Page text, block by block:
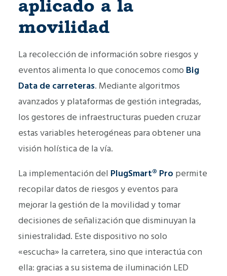
aplicado a la
movilidad
La recolección de información sobre riesgos y
eventos alimenta lo que conocemos como Big
Data de carreteras. Mediante algoritmos
avanzados y plataformas de gestión integradas,
los gestores de infraestructuras pueden cruzar
estas variables heterogéneas para obtener una
visión holística de la vía.
La implementación del PlugSmart® Pro permite
recopilar datos de riesgos y eventos para
mejorar la gestión de la movilidad y tomar
decisiones de señalización que disminuyan la
siniestralidad. Este dispositivo no solo
«escucha» la carretera, sino que interactúa con
ella: gracias a su sistema de iluminación LED